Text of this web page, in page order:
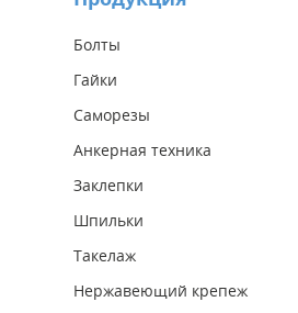
Болты
Гайки
Саморезы
Анкерная техника
Заклепки
Шпильки
Такелаж
Нержавеющий крепеж